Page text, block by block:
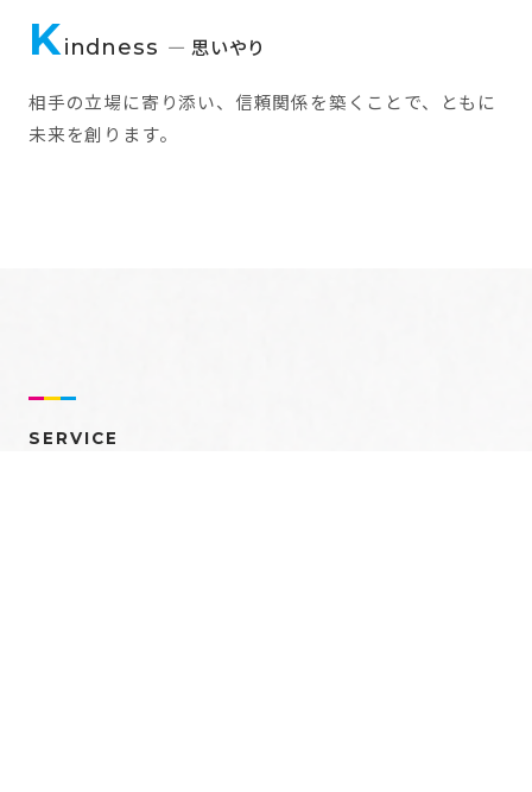
Kindness — 思いやり
相手の立場に寄り添い、信頼関係を築くことで、ともに
未来を創ります。
SERVICE